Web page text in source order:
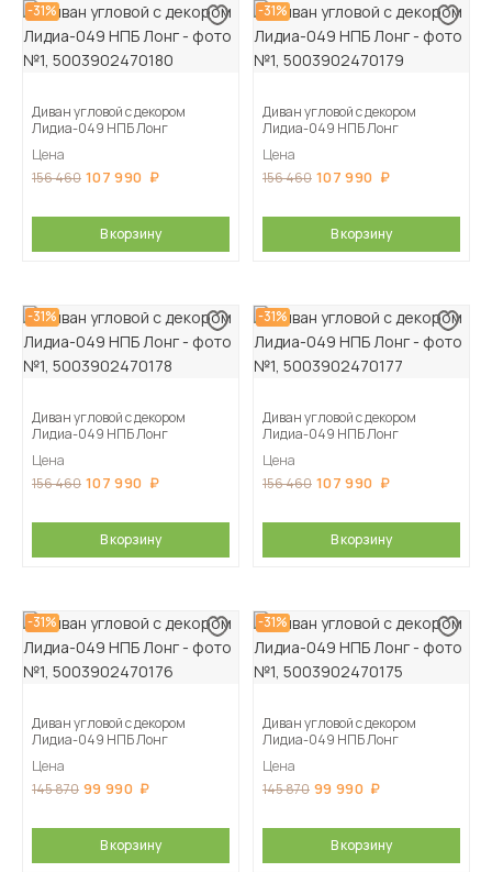
-31%
Диван угловой с декором
Лидиа-049 НПБ Лонг
Цена
156 460 107 990
В корзину
-31%
Диван угловой с декором
Лидиа-049 НПБ Лонг
Цена
156 460 107 990
В корзину
-31%
Диван угловой с декором
Лидиа-049 НПБ Лонг
Цена
156 460 107 990
В корзину
-31%
Диван угловой с декором
Лидиа-049 НПБ Лонг
Цена
156 460 107 990
В корзину
-31%
Диван угловой с декором
Лидиа-049 НПБ Лонг
Цена
145 870 99 990
В корзину
-31%
Диван угловой с декором
Лидиа-049 НПБ Лонг
Цена
145 870 99 990
В корзину